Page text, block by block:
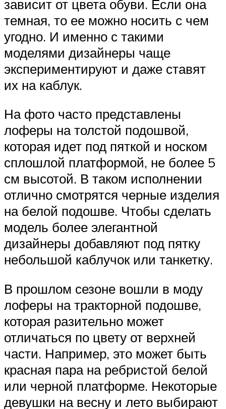
зависит от цвета обуви. Если она
темная, то ее можно носить с чем
угодно. И именно с такими
моделями дизайнеры чаще
экспериментируют и даже ставят
их на каблук.
На фото часто представлены
лоферы на толстой подошвой,
которая идет под пяткой и носком
сплошлой платформой, не более 5
см высотой. В таком исполнении
отлично смотрятся черные изделия
на белой подошве. Чтобы сделать
модель более элегантной
дизайнеры добавляют под пятку
небольшой каблучок или танкетку.
В прошлом сезоне вошли в моду
лоферы на тракторной подошве,
которая разительно может
отличаться по цвету от верхней
части. Например, это может быть
красная пара на ребристой белой
или черной платформе. Некоторые
девушки на весну и лето выбирают